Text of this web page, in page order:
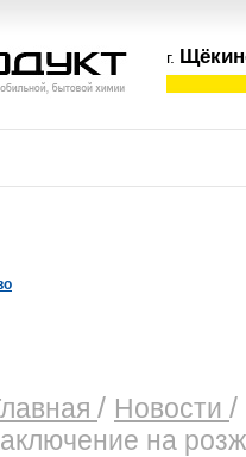
г.
/ Новости /
на